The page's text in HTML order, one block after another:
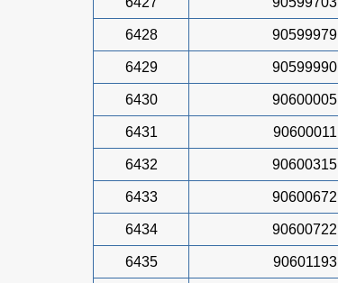
6428 90599979
6429 90599990
6430 90600005
6431 90600011
6432 90600315
6433 90600672
6434 90600722
6435 90601193